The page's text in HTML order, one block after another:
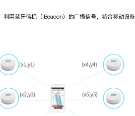
利用蓝牙信标（iBeacon）的广播信号，结合移动设